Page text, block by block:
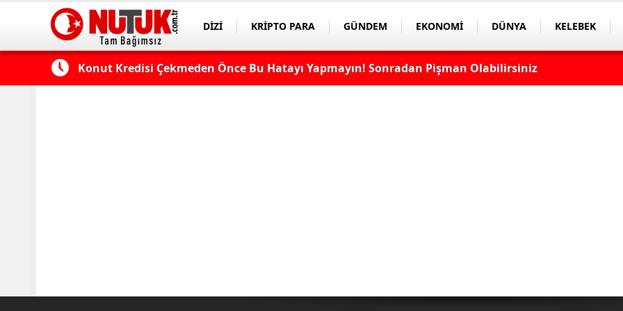
DİZİ KRİPTO PARA GÜNDEM EKONOMİ DÜNYA KELEBEK
Edilmeli? Konut Kredisi Çekmeden Önce Bu Hatayı Yapmayın! Sonradan Pişman Olabilirsiniz